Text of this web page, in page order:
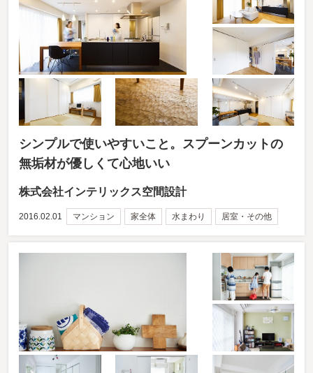
シンプルで使いやすいこと。スプーンカットの
無垢材が優しくて心地いい
株式会社インテリックス空間設計
2016.02.01 マンション 家全体 水まわり 居室・その他